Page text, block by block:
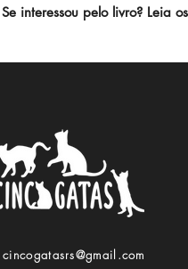
Se interessou pelo livro? Leia
cincogatasrs@gmail.com